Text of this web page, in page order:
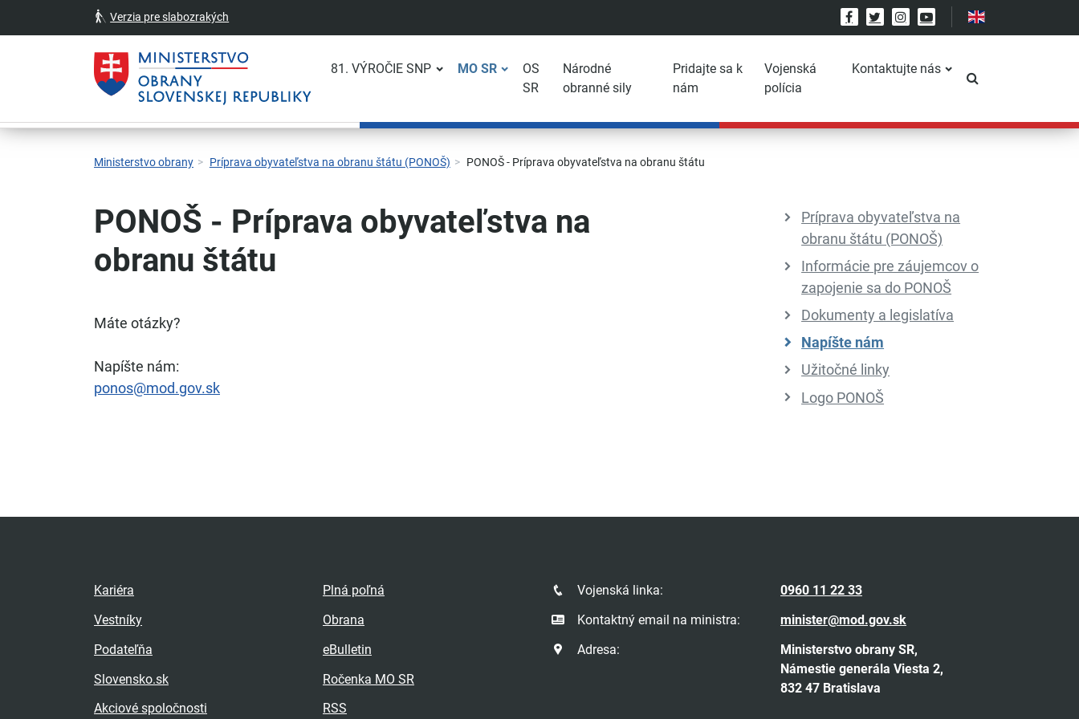
Skočiť na hlavnú navigáciu
Skočiť na obsah
Skočiť na bočný panel
Skočiť na pätičku
Kontakt
Prehlásenie o prístupnosti
Verzia pre slabozrakých FacebookTwitterInstagram
YouTube
81. VÝROČIE SNP MO SR
OS
SR
Národné
obranné sily
Pridajte sa k
nám
Vojenská
polícia
Kontaktujte nás
Ministerstvo obrany Príprava obyvateľstva na obranu štátu (PONOŠ) PONOŠ - Príprava obyvateľstva na obranu štátu
PONOŠ - Príprava obyvateľstva na
obranu štátu
Máte otázky?
Napíšte nám:
ponos@mod.gov.sk
Príprava obyvateľstva na
obranu štátu (PONOŠ)
Informácie pre záujemcov o
zapojenie sa do PONOŠ
Dokumenty a legislatíva
Napíšte nám
Užitočné linky
Logo PONOŠ
Kariéra
Vestníky
Podateľňa
Slovensko.sk
Akciové spoločnosti
Plná poľná
Obrana
eBulletin
Ročenka MO SR
RSS
Vojenská linka:
0960 11 22 33
Kontaktný email na ministra:
minister@mod.gov.sk
Adresa:
Ministerstvo obrany SR,
Námestie generála Viesta 2,
832 47 Bratislava